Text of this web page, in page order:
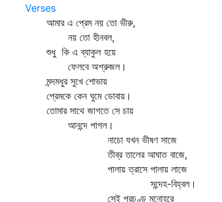
Verses
আমার এ প্রেম নয় তো ভীরু,
নয় তো হীনবল,
শুধু কি এ ব্যাকুল হয়ে
ফেলবে অশ্রুজল।
মন্দমধুর সুখে শোভায়
প্রেমকে কেন ঘুমে ডোবায়।
তোমার সাথে জাগতে সে চায়
আনন্দে পাগল।
নাচো যখন ভীষণ সাজে
তীব্র তালের আঘাত বাজে,
পালায় ত্রাসে পালায় লাজে
সন্দেহ-বিহ্বল।
সেই প্রচণ্ড মনোহরে